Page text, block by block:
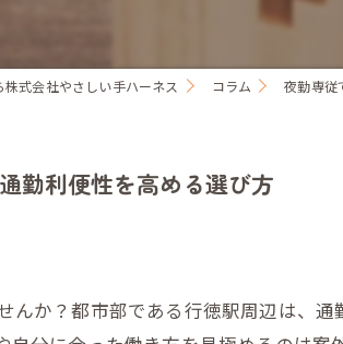
式会社やさしい手ハーネス コラム 夜勤専従
勤利便性を高める選び方
か？都市部である行徳駅周辺は、